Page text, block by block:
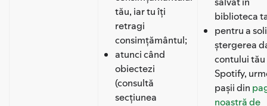
tău, iar tu îți
retragi
consimțământul;
atunci când
obiectezi
(consultă
secțiunea
biblioteca
pentru a
ștergerea
contului
Spotify,
pașii din
noastră de